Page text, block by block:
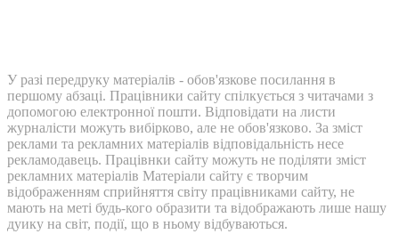
У разі передруку матеріалів - обов'язкове посилання в
першому абзаці. Працівники сайту спілкується з читачами з
допомогою електронної пошти. Відповідати на листи
журналісти можуть вибірково, але не обов'язково. За зміст
реклами та рекламних матеріалів відповідальність несе
рекламодавець. Працівнки сайту можуть не поділяти зміст
рекламних матеріалів Матеріали сайту є творчим
відображенням сприйняття світу працівниками сайту, не
мають на меті будь-кого образити та відображають лише нашу
дуику на світ, події, що в ньому відбуваються.